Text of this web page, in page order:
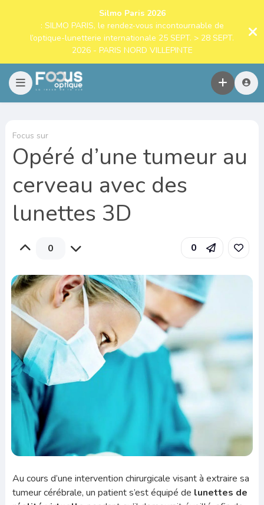
Silmo Paris 2026
: SILMO PARIS, le rendez-vous incontournable de
l’optique-lunetterie internationale 25 SEPT. > 28 SEPT.
2026 - PARIS NORD VILLEPINTE
Focus sur
Opéré d’une tumeur au
cerveau avec des
lunettes 3D
0 0
Au cours d’une intervention chirurgicale visant à extraire sa
tumeur cérébrale, un patient s’est équipé de lunettes de